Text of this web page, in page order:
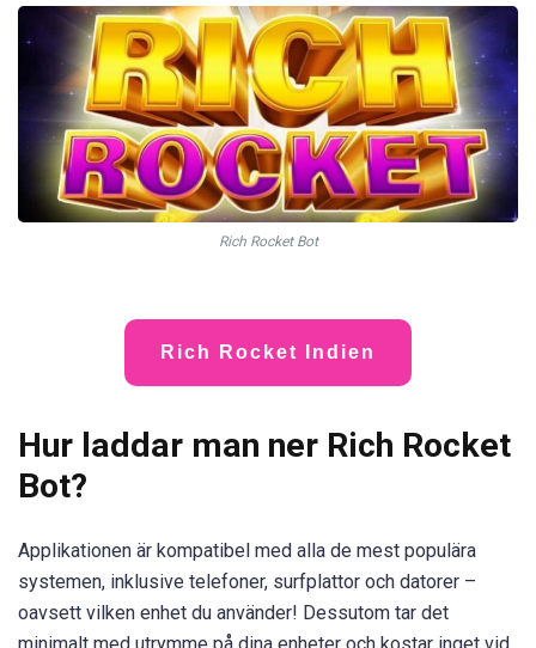
Rich Rocket Bot
Rich Rocket Indien
Hur laddar man ner Rich Rocket
Bot?
Applikationen är kompatibel med alla de mest populära
systemen, inklusive telefoner, surfplattor och datorer –
oavsett vilken enhet du använder! Dessutom tar det
minimalt med utrymme på dina enheter och kostar inget vid